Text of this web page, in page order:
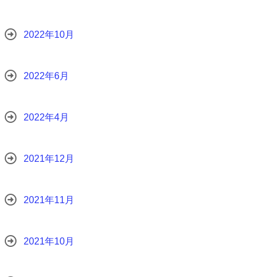
2022年10月
2022年6月
2022年4月
2021年12月
2021年11月
2021年10月